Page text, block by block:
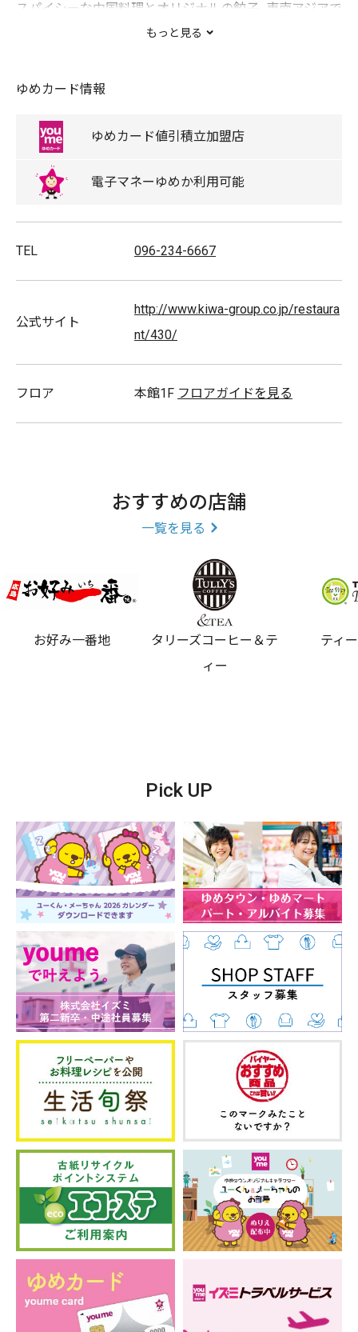
スパイシーな中国料理とオリジナルの餃子、東南アジアで
食される米粉の麺フォーを使った料理を御賞味くださ
2色のドラゴン餃子、担々麺
取扱商品
ウーロン茶/エビチリ/エビマヨ/お子様メニュー/チャー
ハン/麺類/ラーメン/担々麺/中国茶
スタッフ募集
もっと見る
ゆめカード情報
ゆめカード値引積立加盟店
電子マネー ゆめか利用可能
TEL 096-234-6667
公式サイト
http://www.kiwa-group.co.jp/restaura
nt/430/
フロア 本館1F フロアガイドを見る
おすすめの店舗
一覧を見る
お好み一番地
タリーズコーヒー＆テ
ィー
ティ
Pick UP